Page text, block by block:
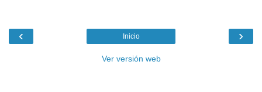
‹ ›
Inicio
Ver versión web